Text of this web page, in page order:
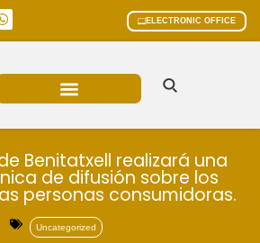
ELECTRONIC OFFICE
Benitatxell realizará una
de difusión sobre los
personas consumidoras.
Uncategorized